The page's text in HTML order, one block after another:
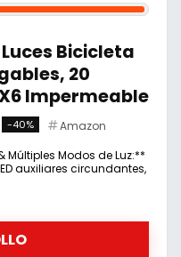
Luces Bicicleta
20
Impermeable
-40%
Amazon
Múltiples Modos de Luz:**
auxiliares circundantes,